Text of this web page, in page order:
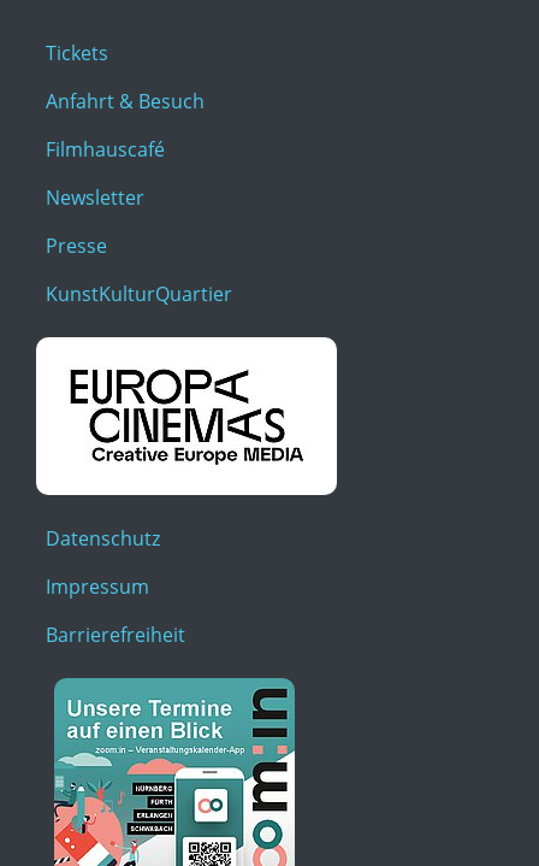
Tickets
Anfahrt & Besuch
Filmhauscafé
Newsletter
Presse
KunstKulturQuartier
Datenschutz
Impressum
Barrierefreiheit